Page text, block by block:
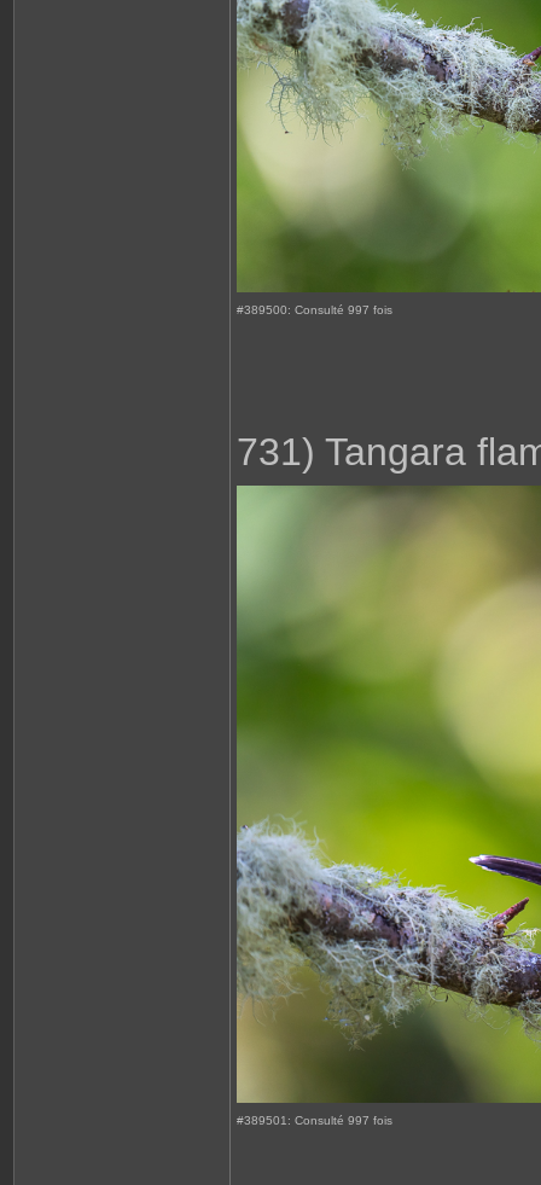
#389500: Consulté 997 fois
731) Tangara
#389501: Consulté 997 fois